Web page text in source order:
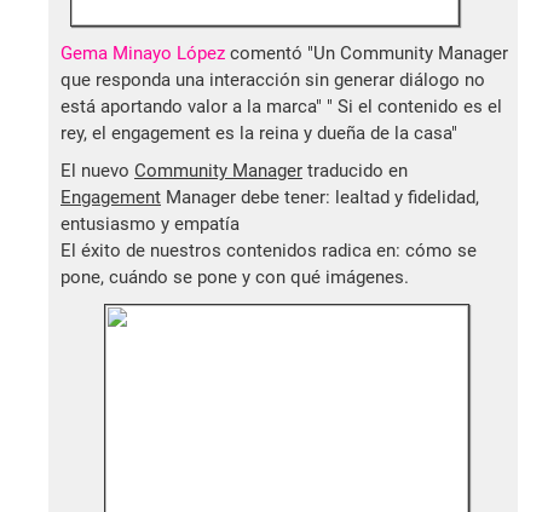
Gema Minayo López comentó "Un Community Manager
que responda una interacción sin generar diálogo no
está aportando valor a la marca" " Si el contenido es el
rey, el engagement es la reina y dueña de la casa"
El nuevo Community Manager traducido en
Engagement Manager debe tener: lealtad y fidelidad,
entusiasmo y empatía
El éxito de nuestros contenidos radica en: cómo se
pone, cuándo se pone y con qué imágenes.